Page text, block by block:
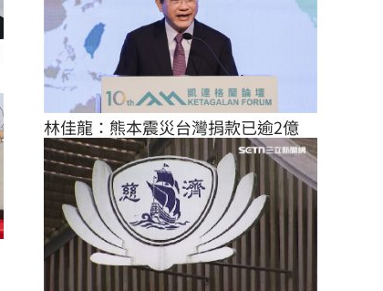
林佳龍：熊本震災台灣捐款已逾2億